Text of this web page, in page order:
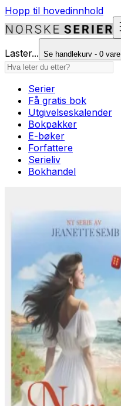
Hopp til hovedinnhold
Laster... Se handlekurv - 0 vare
Serier
Få gratis bok
Utgivelseskalender
Bokpakker
E-bøker
Forfattere
Serieliv
Bokhandel